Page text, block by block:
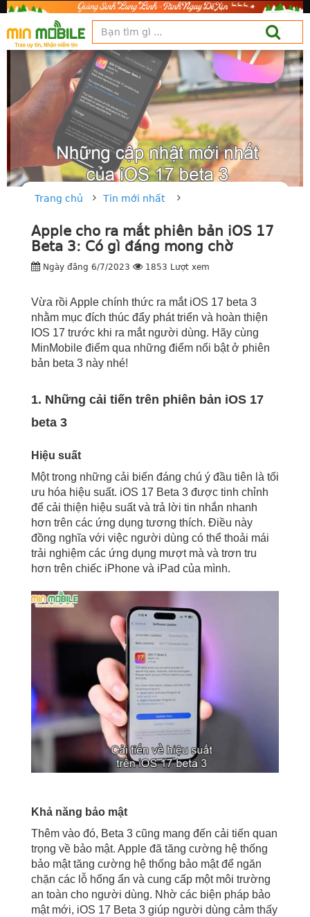
Trang chủ Tin mới nhất
Apple cho ra mắt phiên bản iOS 17
Beta 3: Có gì đáng mong chờ
Ngày đăng 6/7/2023 1853 Lượt xem
Vừa rồi Apple chính thức ra mắt iOS 17 beta 3
nhằm mục đích thúc đẩy phát triển và hoàn thiện
IOS 17 trước khi ra mắt người dùng. Hãy cùng
MinMobile điểm qua những điểm nổi bật ở phiên
bản beta 3 này nhé!
1. Những cải tiến trên phiên bản iOS 17
beta 3
Hiệu suất
Một trong những cải biến đáng chú ý đầu tiên là tối
ưu hóa hiệu suất. iOS 17 Beta 3 được tinh chỉnh
để cải thiện hiệu suất và trả lời tin nhắn nhanh
hơn trên các ứng dụng tương thích. Điều này
đồng nghĩa với việc người dùng có thể thoải mái
trải nghiệm các ứng dụng mượt mà và trơn tru
hơn trên chiếc iPhone và iPad của mình.
Khả năng bảo mật
Thêm vào đó, Beta 3 cũng mang đến cải tiến quan
trọng về bảo mật. Apple đã tăng cường hệ thống
bảo mật tăng cường hệ thống bảo mật để ngăn
chặn các lỗ hổng ẩn và cung cấp một môi trường
an toàn cho người dùng. Nhờ các biện pháp bảo
mật mới, iOS 17 Beta 3 giúp người dùng cảm thấy